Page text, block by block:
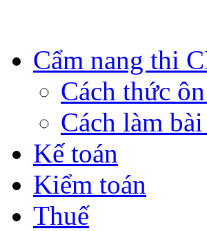
Cẩm nang thi
Cách thức
Cách làm
Kế toán
Kiểm toán
Thuế